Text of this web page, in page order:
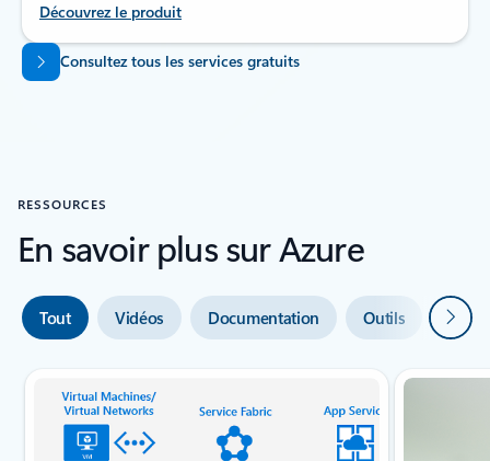
Découvrez le produit
Revenir aux onglets
Consultez tous les services gratuits
RESSOURCES
En savoir plus sur Azure
Tout Vidéos Documentation Outils Aide